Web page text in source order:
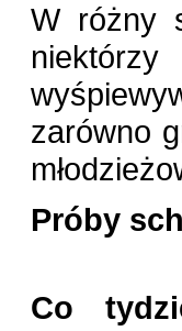
W różny
zarówno
Próby
Co